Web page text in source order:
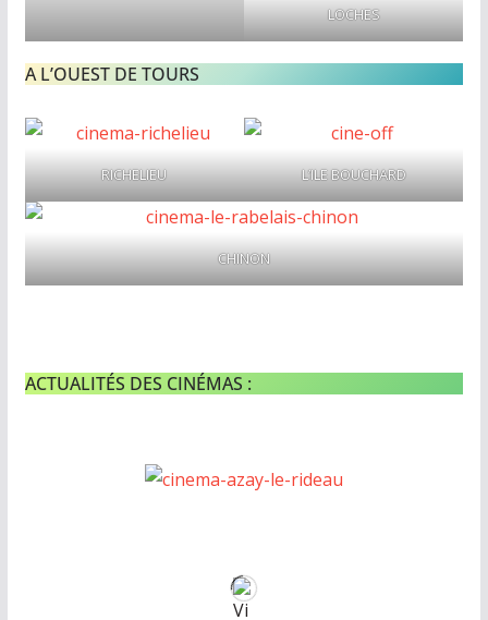
LOCHES
A L’OUEST DE TOURS
RICHELIEU L’ILE BOUCHARD
CHINON
ACTUALITÉS DES CINÉMAS :